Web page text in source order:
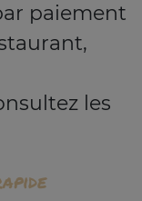
paiement
les